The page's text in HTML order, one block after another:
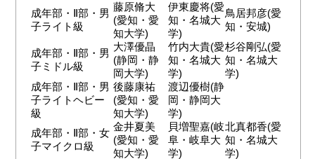
成年部・Ⅱ部・男
子ライト級
藤原脩大
(愛知・愛
知大学)
伊東慶将(愛
知・名城大
学)
鳥居邦彦(愛
知・安城)
成年部・Ⅱ部・男
子ミドル級
大澤優晶
(静岡・静
岡大学)
竹内大貴(愛
知・名城大
学)
杉谷剛弘(愛
知・名城大
学)
成年部・Ⅱ部・男
子ライトヘビー
級
後藤康祐
(愛知・愛
知大学)
渡辺優樹(静
岡・静岡大
学)
成年部・Ⅱ部・女
子マイクロ級
金井夏美
(愛知・愛
知大学)
貝増聖嘉(岐
阜・岐阜大
学)
北真都香(愛
知・名城大
学)